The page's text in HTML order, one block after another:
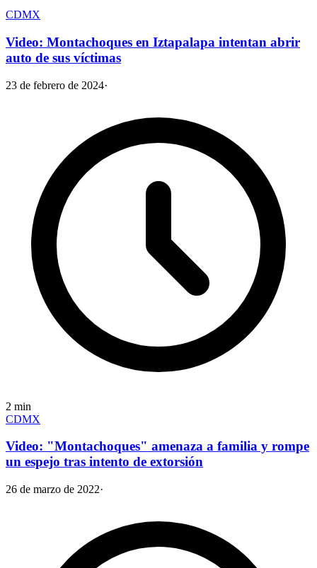
CDMX
Video: Montachoques en Iztapalapa intentan abrir
auto de sus víctimas
23 de febrero de 2024·
2 min
CDMX
Video: "Montachoques" amenaza a familia y rompe
un espejo tras intento de extorsión
26 de marzo de 2022·